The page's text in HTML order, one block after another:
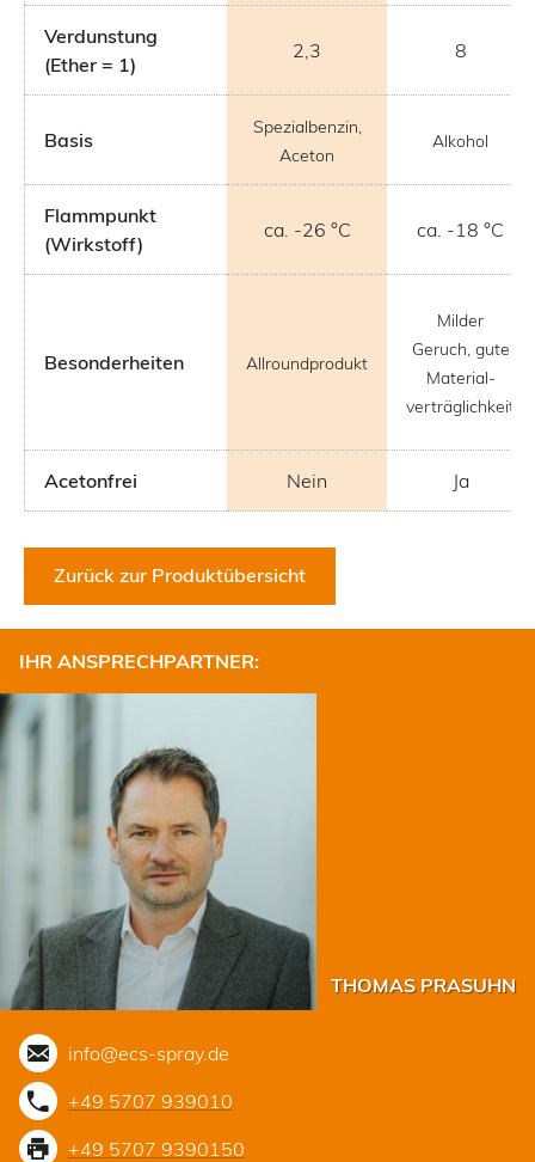
Verdunstung
(Ether = 1)
2,3 8
Basis
Spezialbenzin,
Aceton
Alkohol
Flammpunkt
(Wirkstoff)
ca. -26 °C ca. -18 °C
Besonderheiten Allroundprodukt
Milder
Geruch, gute
Material-
verträglichkeit
Acetonfrei Nein Ja
Zurück zur Produktübersicht
IHR ANSPRECHPARTNER:
THOMAS PRASUHN
info@ecs-spray.de
+49 5707 939010
+49 5707 9390150